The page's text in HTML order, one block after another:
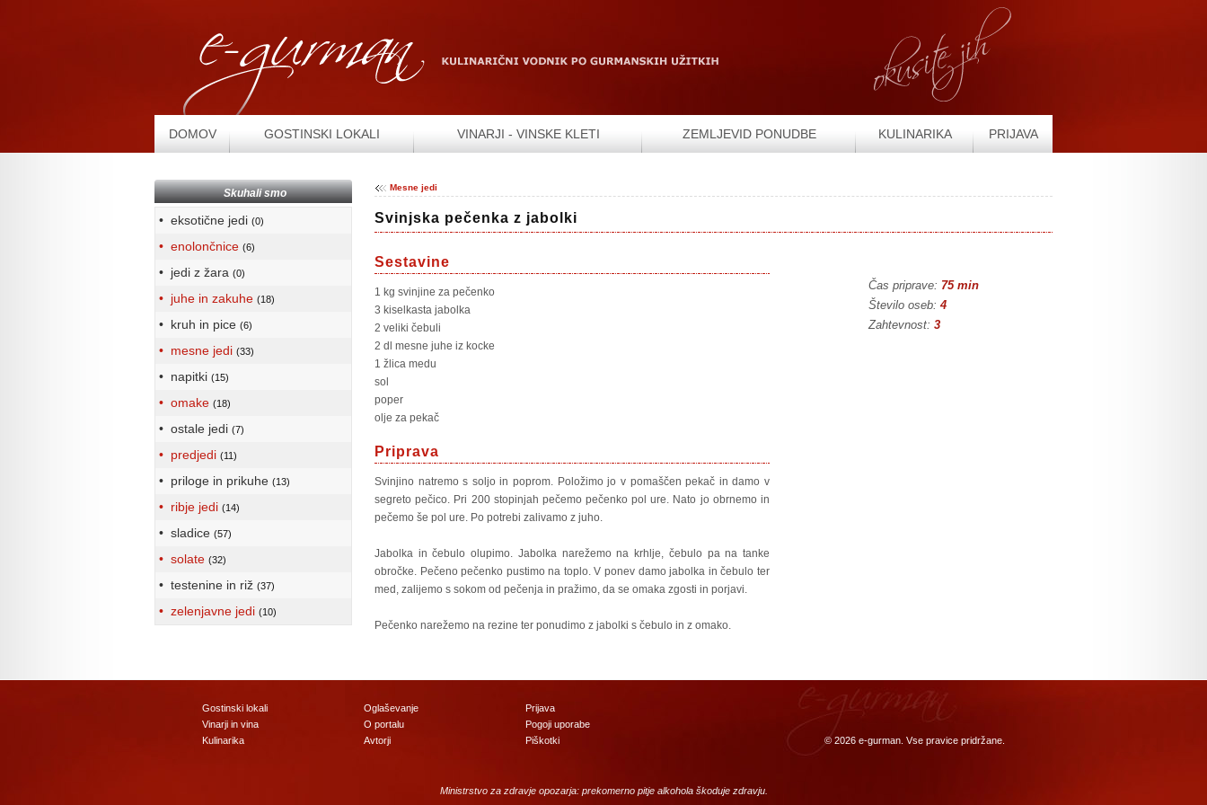
DOMOV GOSTINSKI LOKALI VINARJI - VINSKE KLETI ZEMLJEVID PONUDBE KULINARIKA PRIJAVA
Skuhali smo
• eksotične jedi (0)
• enolončnice (6)
• jedi z žara (0)
• juhe in zakuhe (18)
• kruh in pice (6)
• mesne jedi (33)
• napitki (15)
• omake (18)
• ostale jedi (7)
• predjedi (11)
• priloge in prikuhe (13)
• ribje jedi (14)
• sladice (57)
• solate (32)
• testenine in riž (37)
• zelenjavne jedi (10)
Mesne jedi
Svinjska pečenka z jabolki
Sestavine
1 kg svinjine za pečenko
3 kiselkasta jabolka
2 veliki čebuli
2 dl mesne juhe iz kocke
1 žlica medu
sol
poper
olje za pekač
Priprava
Svinjino natremo s soljo in poprom. Položimo jo v pomaščen pekač in damo v
segreto pečico. Pri 200 stopinjah pečemo pečenko pol ure. Nato jo obrnemo in
pečemo še pol ure. Po potrebi zalivamo z juho.
Jabolka in čebulo olupimo. Jabolka narežemo na krhlje, čebulo pa na tanke
obročke. Pečeno pečenko pustimo na toplo. V ponev damo jabolka in čebulo ter
med, zalijemo s sokom od pečenja in pražimo, da se omaka zgosti in porjavi.
Pečenko narežemo na rezine ter ponudimo z jabolki s čebulo in z omako.
Čas priprave: 75 min
Število oseb: 4
Zahtevnost: 3
Gostinski lokali
Vinarji in vina
Kulinarika
Oglaševanje
O portalu
Avtorji
Prijava
Pogoji uporabe
Piškotki
© 2026 e-gurman . Vse pravice pridržane.
Ministrstvo za zdravje opozarja: prekomerno pitje alkohola škoduje zdravju.